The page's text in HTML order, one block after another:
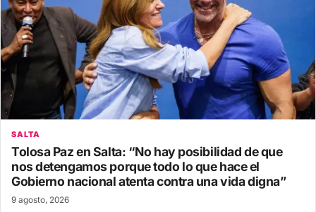
SALTA
Tolosa Paz en Salta: “No hay posibilidad de que
nos detengamos porque todo lo que hace el
Gobierno nacional atenta contra una vida digna”
9 agosto, 2026